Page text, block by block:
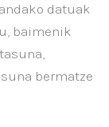
datuak
baimenik
bermatze